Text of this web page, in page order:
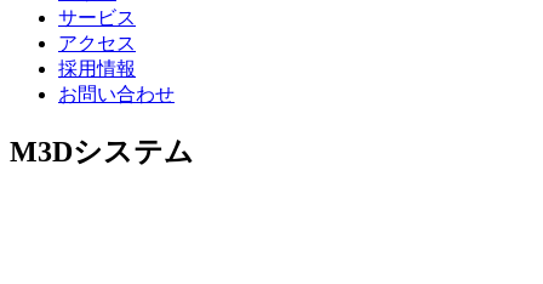
サービス
アクセス
採用情報
お問い合わせ
M3Dシステム